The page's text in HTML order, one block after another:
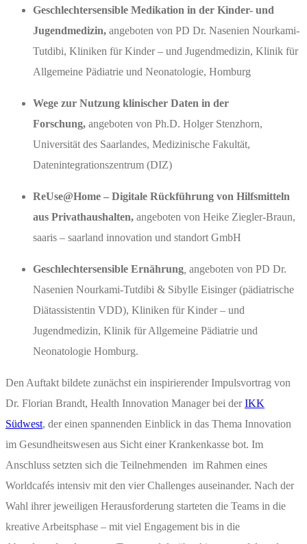
Geschlechtersensible Medikation in der Kinder- und
Jugendmedizin, angeboten von PD Dr. Nasenien Nourkami-
Tutdibi, Kliniken für Kinder – und Jugendmedizin, Klinik für
Allgemeine Pädiatrie und Neonatologie, Homburg
Wege zur Nutzung klinischer Daten in der
Forschung, angeboten von Ph.D. Holger Stenzhorn,
Universität des Saarlandes, Medizinische Fakultät,
Datenintegrationszentrum (DIZ)
ReUse@Home – Digitale Rückführung von Hilfsmitteln
aus Privathaushalten, angeboten von Heike Ziegler-Braun,
saaris – saarland innovation und standort GmbH
Geschlechtersensible Ernährung angeboten von PD Dr.
Nasenien Nourkami-Tutdibi & Sibylle Eisinger (pädiatrische
Diätassistentin VDD), Kliniken für Kinder – und
Jugendmedizin, Klinik für Allgemeine Pädiatrie und
Neonatologie Homburg.
Den Auftakt bildete zunächst ein inspirierender Impulsvortrag von
Dr. Florian Brandt, Health Innovation Manager bei derIKK
Südwest, der einen spannenden Einblick in das Thema Innovation
im Gesundheitswesen aus Sicht einer Krankenkasse bot. Im
Anschluss setzten sich die Teilnehmenden im Rahmen eines
Worldcafés intensiv mit den vier Challenges auseinander. Nach der
Wahl ihrer jeweiligen Herausforderung starteten die Teams in die
kreative Arbeitsphase – mit viel Engagement bis in die